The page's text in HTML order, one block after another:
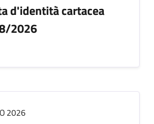
d'identità cartacea
2026
2026